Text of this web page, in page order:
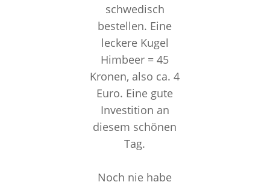
schwedisch
bestellen. Eine
leckere Kugel
Himbeer = 45
Kronen, also ca. 4
Euro. Eine gute
Investition an
diesem schönen
Tag.
Noch nie habe